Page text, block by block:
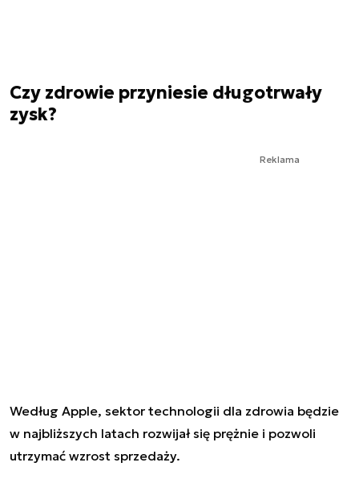
Czy zdrowie przyniesie długotrwały
zysk?
Reklama
Według Apple, sektor technologii dla zdrowia będzie
w najbliższych latach rozwijał się prężnie i pozwoli
utrzymać wzrost sprzedaży.